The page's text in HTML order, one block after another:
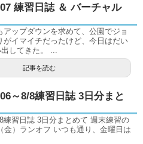
練習日誌 ＆ バーチャル
アップダウンを求めて、公園でジョ
がイマイチだったけど、今日はだい
してきた。 ...
記事を読む
～8/8練習日誌 3日分まと
練習日誌 3日分まとめて 週末練習の
金）ランオフ いつも通り、金曜日は